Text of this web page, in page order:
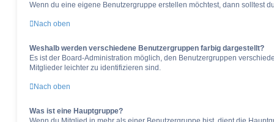
Wenn du eine eigene Benutzergruppe erstellen möchtest, dann solltest
Nach oben
Weshalb werden verschiedene Benutzergruppen farbig dargestellt?
Es ist der Board-Administration möglich, den Benutzergruppen
Mitglieder leichter zu identifizieren sind.
Nach oben
Was ist eine Hauptgruppe?